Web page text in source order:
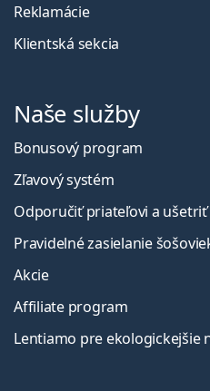
Reklamácie
Klientská sekcia
Naše služby
Bonusový program
Zľavový systém
Odporučiť priateľovi a ušetriť
Pravidelné zasielanie
Akcie
Affiliate program
Lentiamo pre ekologickejšie